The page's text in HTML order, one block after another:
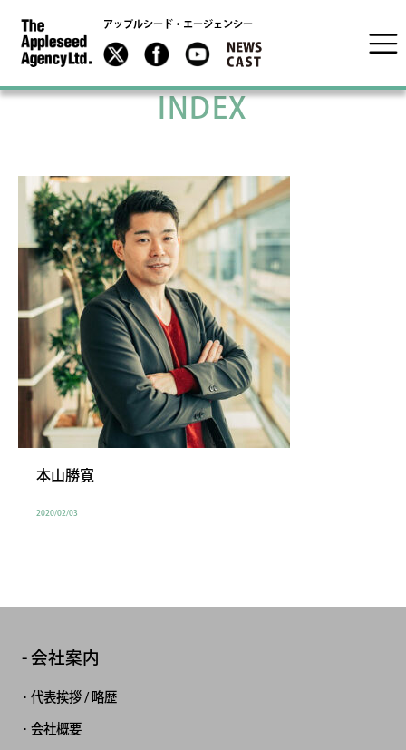
アップルシード・エージェンシー
INDEX
本山勝寛
2020/02/03
会社案内
代表挨拶 / 略歴
会社概要